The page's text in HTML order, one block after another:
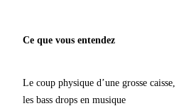
Ce que vous entendez
Le coup physique d’une grosse caisse,
les bass drops en musique